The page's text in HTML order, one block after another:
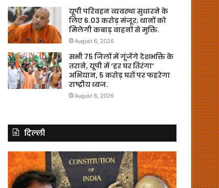
यूपी परिवहन व्यवस्था सुधारने के
लिए 6.03 करोड़ मंजूर; थानों को
मिलेगी कबाड़ वाहनों से मुक्ति.
August 6, 2026
सभी 75 जिलों में गूंजेंगे देशभक्ति के
तराने, यूपी में ‘हर घर तिरंगा’
अभियान, 5 करोड़ घरों पर फहरेगा
राष्ट्रीय ध्वज.
August 6, 2026
दिल्ली